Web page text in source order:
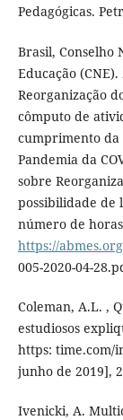
Pedagógicas.
Brasil, Conselho
Educação (CNE).
Reorganização
cômputo de
cumprimento da
Pandemia da
sobre
possibilidade de
número de
https://
005-2020-04-
Coleman, A.L. ,
estudiosos
https: time.com/
junho de 2019],
Ivenicki, A.